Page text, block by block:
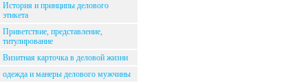
История и принципы делового
этикета
Приветствие, представление,
титулирование
Визитная карточка в деловой жизни
одежда и манеры делового мужчины